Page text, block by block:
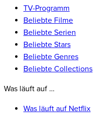
TV-Programm
Beliebte Filme
Beliebte Serien
Beliebte Stars
Beliebte Genres
Beliebte Collections
Was läuft auf …
Was läuft auf Netflix